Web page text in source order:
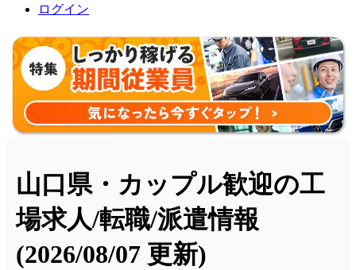
ログイン
山口県・カップル歓迎の工
場求人/転職/派遣情報
(2026/08/07 更新)